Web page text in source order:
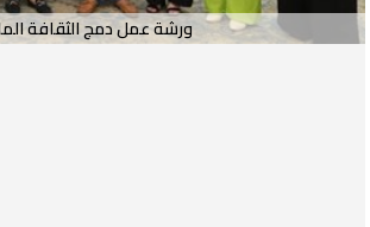
ورشة عمل دمج الثقافة